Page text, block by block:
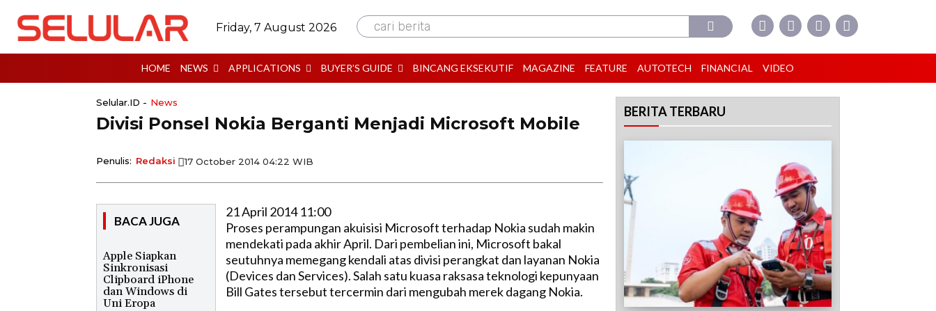
Friday, 7 August 2026 cari berita
HOME NEWS APPLICATIONS BUYER’S GUIDE BINCANG EKSEKUTIF MAGAZINE FEATURE AUTOTECH FINANCIAL VIDEO
Selular.ID - News
Divisi Ponsel Nokia Berganti Menjadi Microsoft Mobile
Penulis: Redaksi 17 October 2014 04:22 WIB
BACA JUGA
Apple Siapkan
Sinkronisasi
Clipboard iPhone
dan Windows di
Uni Eropa
21 April 2014 11:00
Proses perampungan akuisisi Microsoft terhadap Nokia sudah makin
mendekati pada akhir April. Dari pembelian ini, Microsoft bakal
seutuhnya memegang kendali atas divisi perangkat dan layanan Nokia
(Devices dan Services). Salah satu kuasa raksasa teknologi kepunyaan
Bill Gates tersebut tercermin dari mengubah merek dagang Nokia.
BERITA TERBARU